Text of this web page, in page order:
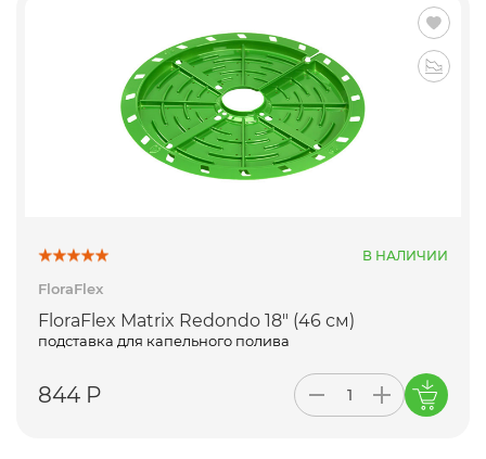
В НАЛИЧИИ
FloraFlex
FloraFlex Matrix Redondo 18" (46 см)
подставка для капельного полива
844 Р